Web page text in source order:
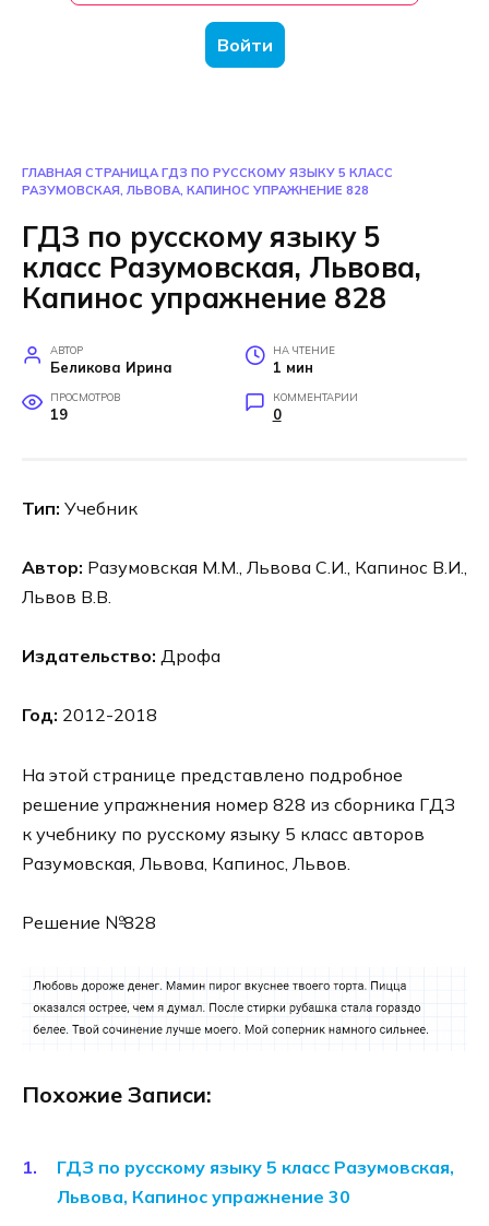
Войти
ГЛАВНАЯ СТРАНИЦА ГДЗ ПО РУССКОМУ ЯЗЫКУ 5 КЛАСС
РАЗУМОВСКАЯ, ЛЬВОВА, КАПИНОС УПРАЖНЕНИЕ 828
ГДЗ по русскому языку 5
класс Разумовская, Львова,
Капинос упражнение 828
АВТОР
Беликова Ирина
НА ЧТЕНИЕ
1 мин
ПРОСМОТРОВ
19
КОММЕНТАРИИ
0
Тип: Учебник
Автор: Разумовская М.М., Львова С.И., Капинос В.И.,
Львов В.В.
Издательство: Дрофа
Год: 2012-2018
На этой странице представлено подробное
решение упражнения номер 828 из сборника ГДЗ
к учебнику по русскому языку 5 класс авторов
Разумовская, Львова, Капинос, Львов.
Решение №828
Похожие Записи:
ГДЗ по русскому языку 5 класс Разумовская,
Львова, Капинос упражнение 30